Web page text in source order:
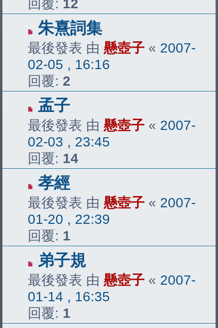
回覆: 12
朱熹詞集
最後發表 由 懸壺子 « 2007-
02-05 , 16:16
回覆: 2
孟子
最後發表 由 懸壺子 « 2007-
02-03 , 23:45
回覆: 14
孝經
最後發表 由 懸壺子 « 2007-
01-20 , 22:39
回覆: 1
弟子規
最後發表 由 懸壺子 « 2007-
01-14 , 16:35
回覆: 1